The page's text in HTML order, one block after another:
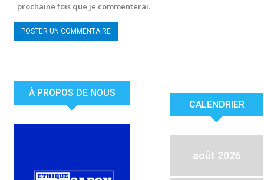
prochaine fois que je commenterai.
À PROPOS DE NOUS
CALENDRIER
août 2026